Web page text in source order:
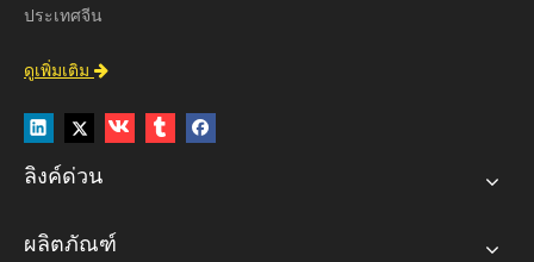
ประเทศจีน
ดูเพิ่มเติม 
ลิงค์ด่วน
ผลิตภัณฑ์